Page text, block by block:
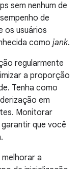
sem nenhum de
de
os usuários
como jank.
regularmente
a proporção
Tenha como
em
Monitorar
que você
a